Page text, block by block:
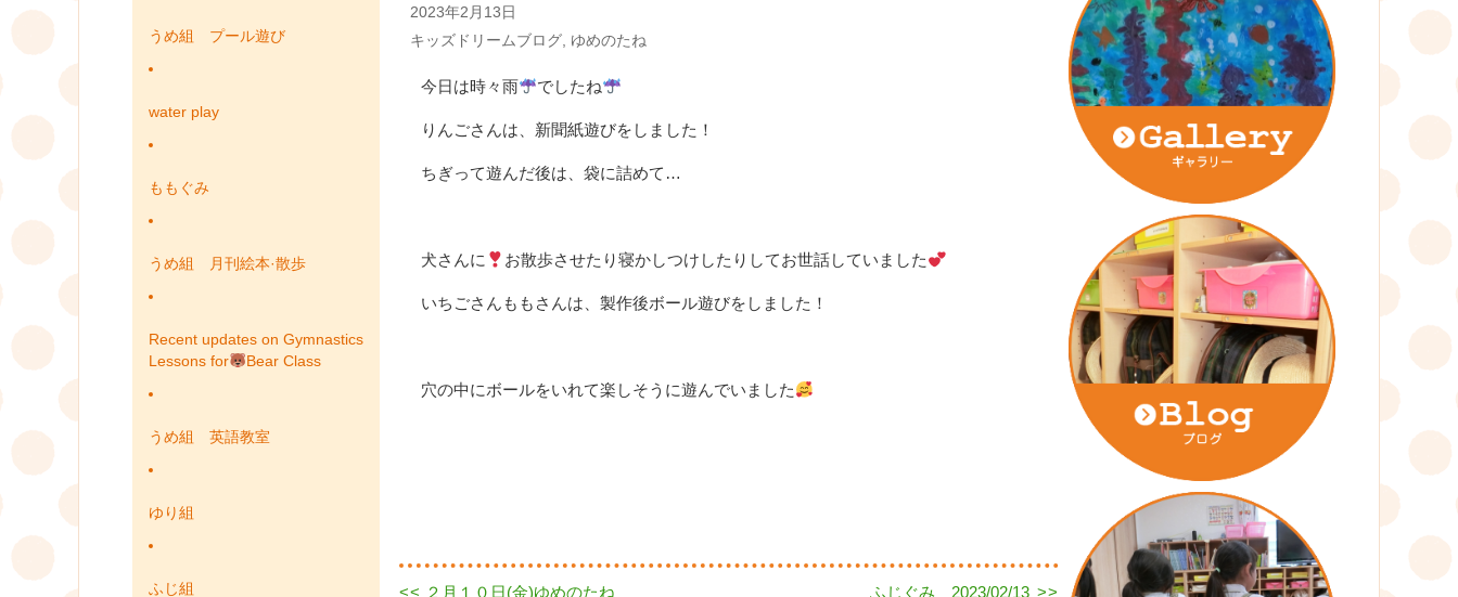
うめ組 プール遊び
water play
ももぐみ
うめ組 月刊絵本·散歩
Recent updates on Gymnastics
Lessons for
Bear Class
うめ組 英語教室
ゆり組
ふじ組
Posted
on
2023年2月13日
Categories
キッズドリームブログ, ゆめのたね
今日は時々雨 でしたね
りんごさんは、新聞紙遊びをしました！
ちぎって遊んだ後は、袋に詰めて…
犬さんに お散歩させたり寝かしつけしたりしてお世話していました
いちごさんももさんは、製作後ボール遊びをしました！
穴の中にボールをいれて楽しそうに遊んでいました
Previous
<< ２月１０日(金)ゆめのたね
Next
ふじぐみ 2023/02/13 >>